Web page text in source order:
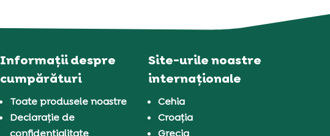
Informații despre
cumpărături
Toate produsele noastre
Declarație de
confidențialitate
Site-urile noastre
internaționale
Cehia
Croația
Grecia